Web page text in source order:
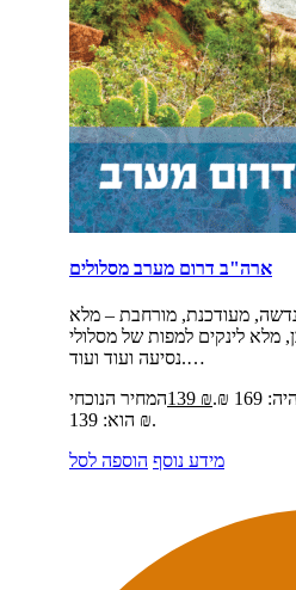
ארה"ב דרום מערב מסלולים
מעודכנת, מורחבת – מלא
מלא לינקים למפות של מסלולי
נסיעה ועוד ועוד.…
₪.
139 ₪
המחיר הנוכחי
הוא: 139 ₪.
מידע נוסף הוספה לסל